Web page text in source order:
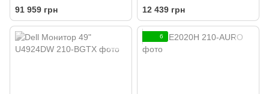
MM, RJ-45, IPS Black,
5120x2160, 21:9, 120Hz, DCI-
P3 99%, CURVED, HAS
91 959 грн 12 439 грн
6